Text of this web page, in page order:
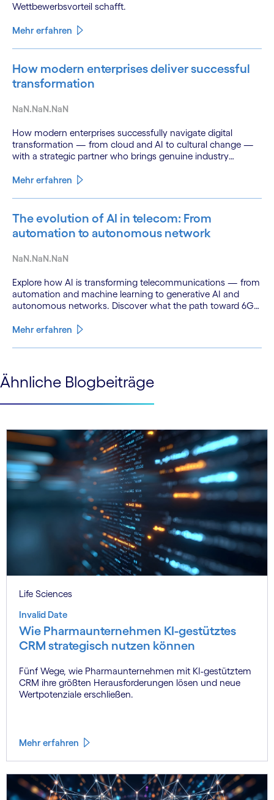
Wettbewerbsvorteil schafft.
Mehr erfahren
How modern enterprises deliver successful
transformation
NaN.NaN.NaN
How modern enterprises successfully navigate digital
transformation — from cloud and AI to cultural change —
with a strategic partner who brings genuine industry
Mehr erfahren
The evolution of AI in telecom: From
automation to autonomous network
NaN.NaN.NaN
Explore how AI is transforming telecommunications — from
automation and machine learning to generative AI and
autonomous networks. Discover what the path toward 6G
Mehr erfahren
See more See less
Ähnliche Blogbeiträge
Life Sciences
Invalid Date
Wie Pharmaunternehmen KI-gestütztes
CRM strategisch nutzen können
Fünf Wege, wie Pharmaunternehmen mit KI-gestütztem
CRM ihre größten Herausforderungen lösen und neue
Wertpotenziale erschließen.
Mehr erfahren